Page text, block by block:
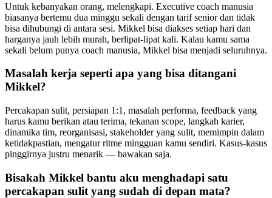
Untuk kebanyakan orang, melengkapi. Executive coach manusia
biasanya bertemu dua minggu sekali dengan tarif senior dan tidak
bisa dihubungi di antara sesi. Mikkel bisa diakses setiap hari dan
harganya jauh lebih murah, berlipat-lipat kali. Kalau kamu sama
sekali belum punya coach manusia, Mikkel bisa menjadi seluruhnya.
Masalah kerja seperti apa yang bisa ditangani
Mikkel?
Percakapan sulit, persiapan 1:1, masalah performa, feedback yang
harus kamu berikan atau terima, tekanan scope, langkah karier,
dinamika tim, reorganisasi, stakeholder yang sulit, memimpin dalam
ketidakpastian, mengatur ritme mingguan kamu sendiri. Kasus-kasus
pinggirnya justru menarik — bawakan saja.
Bisakah Mikkel bantu aku menghadapi satu
percakapan sulit yang sudah di depan mata?